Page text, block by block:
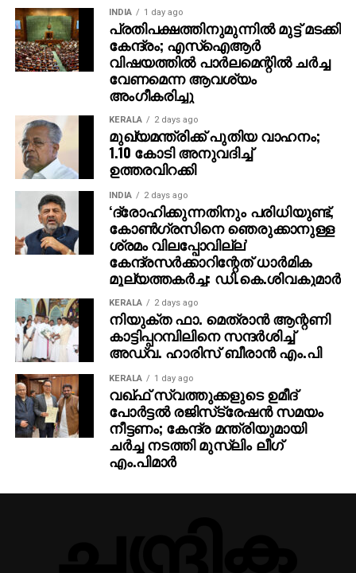
INDIA 1 day ago
പ്രതിപക്ഷത്തിനുമുന്നില്‍ മുട്ട് മടക്കി
കേന്ദ്രം; എസ്ഐആർ
വിഷയത്തിൽ പാർലമെന്റിൽ ചർച്ച
വേണമെന്ന ആവശ്യം
അംഗീകരിച്ചു
KERALA 2 days ago
മുഖ്യമന്ത്രിക്ക് പുതിയ വാഹനം;
1.10 കോടി അനുവദിച്ച്
ഉത്തരവിറക്കി
INDIA 2 days ago
‘ദ്രോഹിക്കുന്നതിനും പരിധിയുണ്ട്,
കോണ്‍ഗ്രസിനെ ഞെരുക്കാനുള്ള
ശ്രമം വിലപ്പോവില്ല’
കേന്ദ്രസര്‍ക്കാറിന്റേത് ധാര്‍മിക
മൂല്യത്തകര്‍ച്ച: ഡി.കെ.ശിവകുമാര്‍
KERALA 2 days ago
നിയുക്ത ഫാ. മെത്രാന്‍ ആന്റണി
കാട്ടിപ്പറമ്പിലിനെ സന്ദര്‍ശിച്ച്
അഡ്വ. ഹാരിസ് ബീരാന്‍ എം.പി
KERALA 1 day ago
വഖ്ഫ് സ്വത്തുക്കളുടെ ഉമീദ്
പോര്‍ട്ടല്‍ രജിസ്‌ട്രേഷന്‍ സമയം
നീട്ടണം; കേന്ദ്ര മന്ത്രിയുമായി
ചര്‍ച്ച നടത്തി മുസ്‌ലിം ലീഗ്
എം.പിമാര്‍